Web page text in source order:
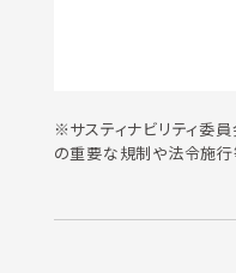
※サスティナビリティ委
の重要な規制や法令施行